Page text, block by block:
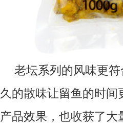
老坛系列的风味更
久的散味让留鱼的时
产品效果，也收获了大